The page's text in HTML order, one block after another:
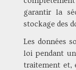
garantir la
stockage des
Les données
loi pendant
traitement et,